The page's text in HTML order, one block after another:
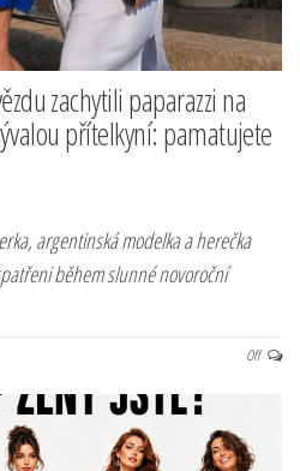
zachytili paparazzi na
přítelkyní: pamatujete
argentinská modelka a herečka
během slunné novoroční
Off